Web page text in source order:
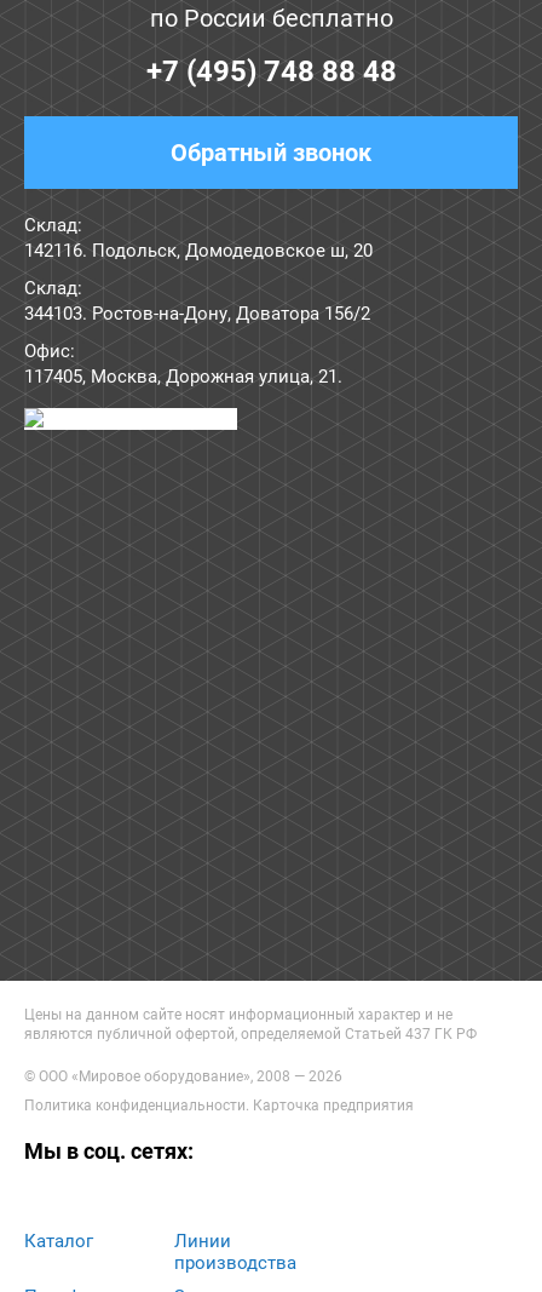
по России бесплатно
+7 (495) 748 88 48
Обратный звонок
Склад:
142116. Подольск, Домодедовское ш, 20
Склад:
344103. Ростов-на-Дону, Доватора 156/2
Офис:
117405, Москва, Дорожная улица, 21.
Цены на данном сайте носят информационный характер и не
являются публичной офертой, определяемой Статьей 437 ГК РФ
© ООО «Мировое оборудование», 2008 — 2026
Политика конфиденциальности. Карточка предприятия
Мы в соц. сетях:
Каталог
Линии
производства